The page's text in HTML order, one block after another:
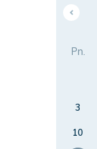
Pn.
3
10